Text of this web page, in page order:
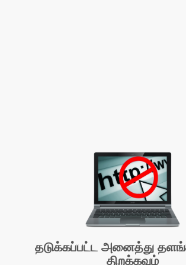
தடுக்கப்பட்ட அனைத்து
திறக்கவும்